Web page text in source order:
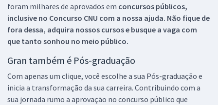
foram milhares de aprovados em concursos públicos,
inclusive no Concurso CNU com a nossa ajuda. Não fique de
fora dessa, adquira nossos cursos e busque a vaga com
que tanto sonhou no meio público.
Gran também é Pós-graduação
Com apenas um clique, você escolhe a sua Pós-graduação e
inicia a transformação da sua carreira. Contribuindo com a
sua jornada rumo a aprovação no concurso público que